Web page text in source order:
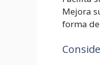
Mejora
forma